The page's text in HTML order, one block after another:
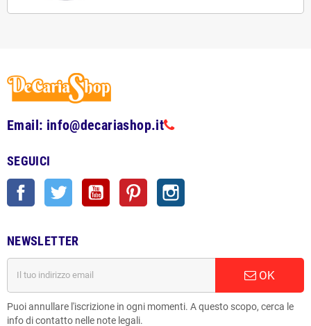
Email: info@decariashop.it
SEGUICI
Facebook Twitter YouTube Pinterest
NEWSLETTER
OK
Puoi annullare l'iscrizione in ogni momenti. A questo scopo, cerca le
info di contatto nelle note legali.